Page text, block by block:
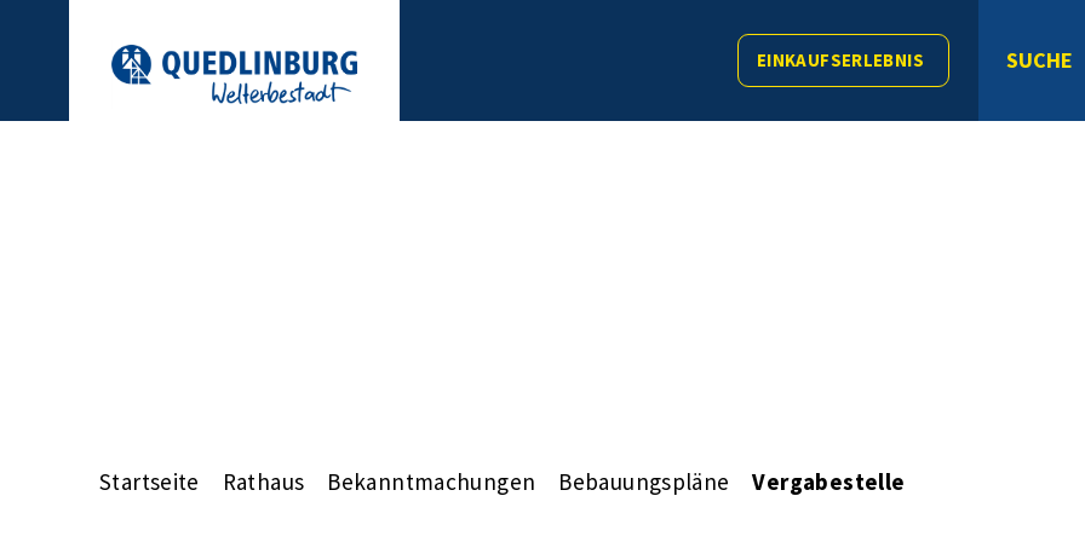
EINKAUFSERLEBNIS SUCHE
Startseite Rathaus Bekanntmachungen Bebauungspläne Vergabestelle